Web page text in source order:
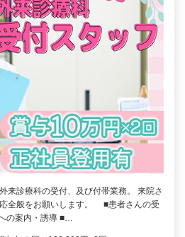
来診療科の受付、及び付帯業務。 来院さ
全般をお願いします。 ■患者さんの受
の案内・誘導 ■…